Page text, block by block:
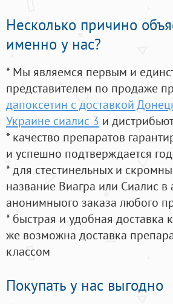
Несколько причино
именно у нас?
* Мы являемся первым и
представителем по продаже
дапоксетин с доставкой
Украине сиалис 3 и
* качество препаратов
и успешно подтверждается
* для стестинельных и
название Виагра или Сиалис в
анонимныого заказа любого
* быстрая и удобная доставка
же возможна доставка
классом
Покупать у нас выгодно